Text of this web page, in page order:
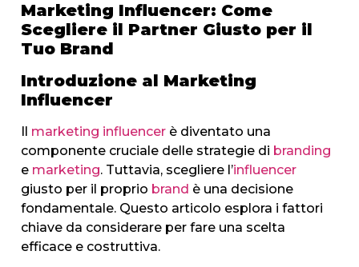
Marketing Influencer: Come
Scegliere il Partner Giusto per il
Tuo Brand
Introduzione al Marketing
Influencer
Il marketing influencer è diventato una
componente cruciale delle strategie di branding
e marketing. Tuttavia, scegliere l’influencer
giusto per il proprio brand è una decisione
fondamentale. Questo articolo esplora i fattori
chiave da considerare per fare una scelta
efficace e costruttiva.